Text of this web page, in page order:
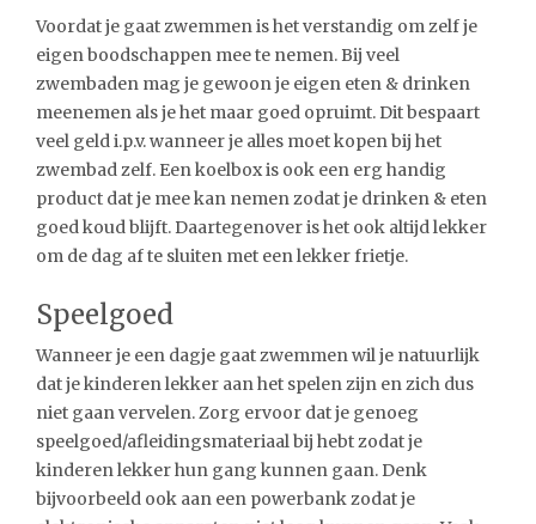
Voordat je gaat zwemmen is het verstandig om zelf je
eigen boodschappen mee te nemen. Bij veel
zwembaden mag je gewoon je eigen eten & drinken
meenemen als je het maar goed opruimt. Dit bespaart
veel geld i.p.v. wanneer je alles moet kopen bij het
zwembad zelf. Een koelbox is ook een erg handig
product dat je mee kan nemen zodat je drinken & eten
goed koud blijft. Daartegenover is het ook altijd lekker
om de dag af te sluiten met een lekker frietje.
Speelgoed
Wanneer je een dagje gaat zwemmen wil je natuurlijk
dat je kinderen lekker aan het spelen zijn en zich dus
niet gaan vervelen. Zorg ervoor dat je genoeg
speelgoed/afleidingsmateriaal bij hebt zodat je
kinderen lekker hun gang kunnen gaan. Denk
bijvoorbeeld ook aan een powerbank zodat je